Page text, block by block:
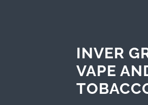
INVER
VAPE